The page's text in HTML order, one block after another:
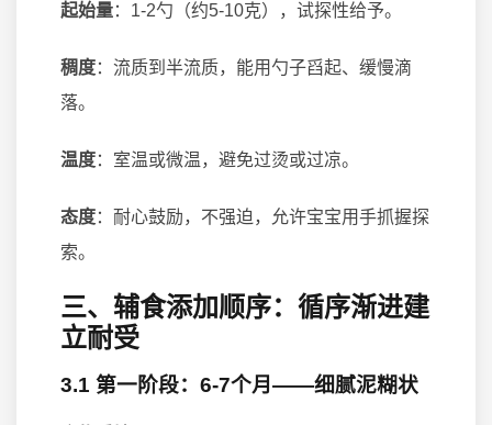
起始量：1-2勺（约5-10克），试探性给予。
稠度：流质到半流质，能用勺子舀起、缓慢滴
落。
温度：室温或微温，避免过烫或过凉。
态度：耐心鼓励，不强迫，允许宝宝用手抓握探
索。
三、辅食添加顺序：循序渐进建
立耐受
3.1 第一阶段：6-7个月——细腻泥糊状